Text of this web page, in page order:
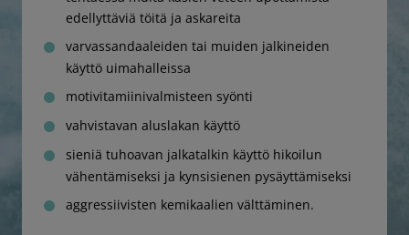
edellyttäviä töitä ja askareita
varvassandaaleiden tai muiden jalkineiden
käyttö uimahalleissa
motivitamiinivalmisteen syönti
vahvistavan aluslakan käyttö
sieniä tuhoavan jalkatalkin käyttö hikoilun
vähentämiseksi ja kynsisienen pysäyttämiseksi
aggressiivisten kemikaalien välttäminen.